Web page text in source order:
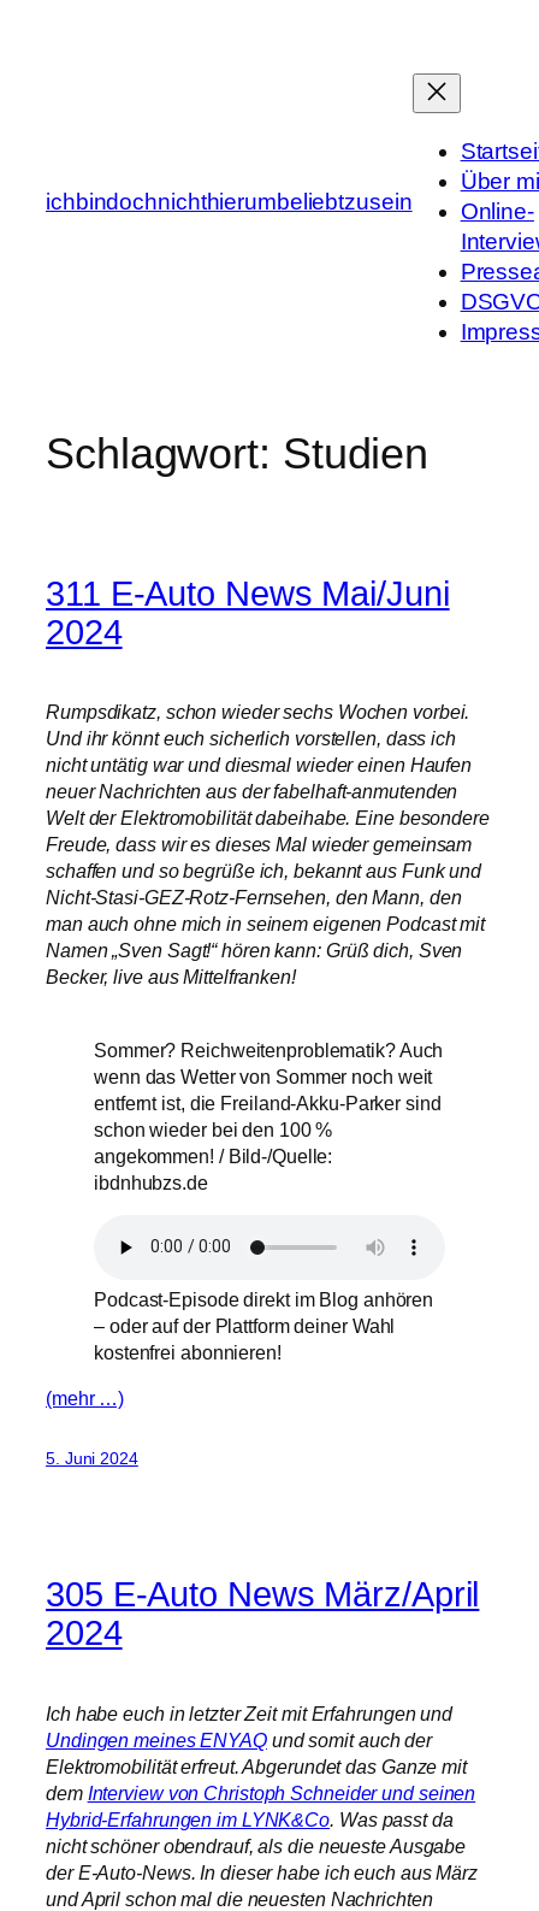
ichbindochnichthierumbeliebtzusein
Über
Online-
Schlagwort: Studien
311 E-Auto News Mai/Juni
2024
Rumpsdikatz, schon wieder sechs Wochen vorbei.
Und ihr könnt euch sicherlich vorstellen, dass ich
nicht untätig war und diesmal wieder einen Haufen
neuer Nachrichten aus der fabelhaft-anmutenden
Welt der Elektromobilität dabeihabe. Eine besondere
Freude, dass wir es dieses Mal wieder gemeinsam
schaffen und so begrüße ich, bekannt aus Funk und
Nicht-Stasi-GEZ-Rotz-Fernsehen, den Mann, den
man auch ohne mich in seinem eigenen Podcast mit
Namen „Sven Sagt!“ hören kann: Grüß dich, Sven
Becker, live aus Mittelfranken!
Sommer? Reichweitenproblematik? Auch
wenn das Wetter von Sommer noch weit
entfernt ist, die Freiland-Akku-Parker sind
schon wieder bei den 100 %
angekommen! / Bild-/Quelle:
ibdnhubzs.de
Podcast-Episode direkt im Blog anhören
– oder auf der Plattform deiner Wahl
kostenfrei abonnieren!
(mehr …)
5. Juni 2024
305 E-Auto News März/April
2024
Ich habe euch in letzter Zeit mit Erfahrungen und
Undingen meines ENYAQund somit auch der
Elektromobilität erfreut. Abgerundet das Ganze mit
dem Interview von Christoph Schneider und seinen
Hybrid-Erfahrungen im LYNK&Co . Was passt da
nicht schöner obendrauf, als die neueste Ausgabe
der E-Auto-News. In dieser habe ich euch aus März
und April schon mal die neuesten Nachrichten